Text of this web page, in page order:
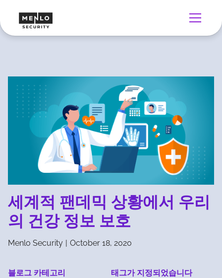
세계적 팬데믹 상황에서 우리
의 건강 정보 보호
Menlo Security | October 18, 2020
블로그 카테고리 태그가 지정되었습니다